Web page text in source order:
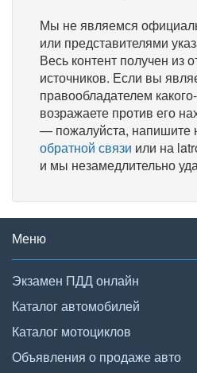
Мы не являемся
или представителями
Весь контент получен из
источников. Если вы
правообладателем
возражаете против его
— пожалуйста, напишите
обратной связи или на
и мы незамедлительно
Меню
Экзамен ПДД онлайн
Каталог автомобилей
Каталог мотоциклов
Объявления о продаже авто